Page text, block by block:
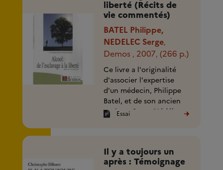
liberté (Récits de
vie commentés)
BATEL Philippe,
NEDELEC Serge,
Demos , 2007,(266 p.)
Ce livre a l'originalité
d'associer l'expertise
d'un médecin, Philippe
Batel, et de son ancien
patient, Serge Nédélec.
Essai
Il y a toujours un
après : Témoignage